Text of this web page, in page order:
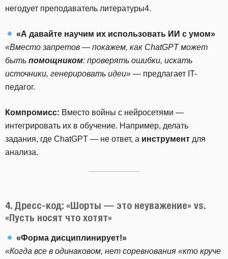
негодует преподаватель литературы4.
«А давайте научим их использовать ИИ с умом»
«Вместо запретов — покажем, как ChatGPT может
быть помощником: проверять ошибки, искать
источники, генерировать идеи» — предлагает IT-
педагог.
Компромисс: Вместо войны с нейросетями —
интегрировать их в обучение. Например, делать
задания, где ChatGPT — не ответ, а инструмент для
анализа.
4. Дресс-код: «Шорты — это неуважение» vs.
«Пусть носят что хотят»
«Форма дисциплинирует!»
«Когда все в одинаковом, нет соревнования «кто круче